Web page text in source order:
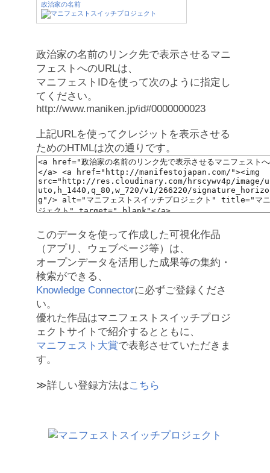
政治家の名前
政治家の名前のリンク先で表示させるマニ
フェストへのURLは、
マニフェストIDを使って次のように指定し
てください。
http://www.maniken.jp/id#0000000023
上記URLを使ってクレジットを表示させる
ためのHTMLは次の通りです。
このデータを使って作成した可視化作品
（アプリ、ウェブページ等）は、
オープンデータを活用した成果等の集約・
検索ができる、
Knowledge Connectorに必ずご登録くださ
い。
優れた作品はマニフェストスイッチプロジ
ェクトサイトで紹介するとともに、
マニフェスト大賞で表彰させていただきま
す。
≫詳しい登録方法はこちら